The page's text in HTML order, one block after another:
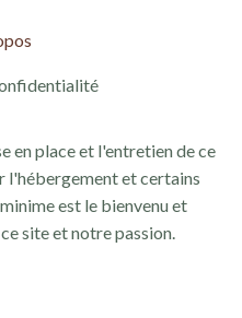
en place et l'entretien de ce
l'hébergement et certains
est le bienvenu et
site et notre passion.